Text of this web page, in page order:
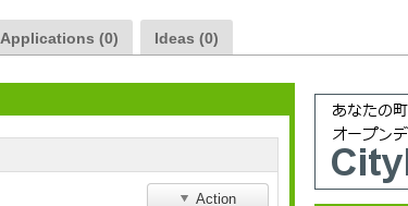
Applications (0) Ideas (0)
Action